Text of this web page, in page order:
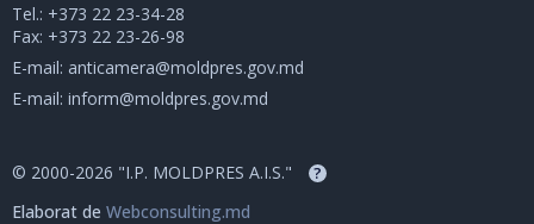
Tel.: +373 22 23-34-28
Fax: +373 22 23-26-98
E-mail: anticamera@moldpres.gov.md
E-mail: inform@moldpres.gov.md
© 2000-2026 "I.P. MOLDPRES A.I.S." ?
Elaborat de Webconsulting.md